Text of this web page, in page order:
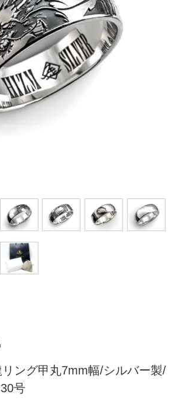
ング甲丸7mm幅/シルバー製/
号